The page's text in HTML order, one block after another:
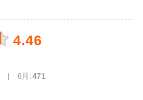
4.46
| 6月:471